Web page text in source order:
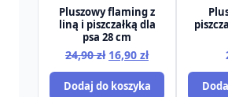
Pluszowy flaming z
liną i piszczałką dla
psa 28 cm
24,90zł Pierwotna
cena
wynosiła:
16,90 złAktualna
cena
wynosi:
Dodaj do koszyka